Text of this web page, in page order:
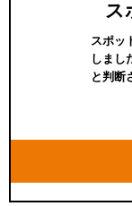
ス
スポッ
しまし
と判断